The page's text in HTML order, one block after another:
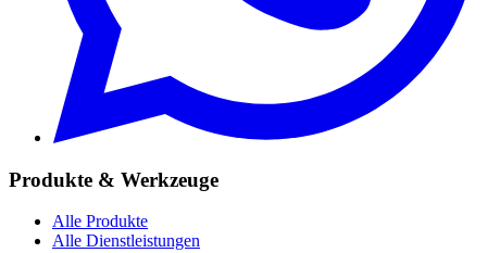
Produkte & Werkzeuge
Alle Produkte
Alle Dienstleistungen